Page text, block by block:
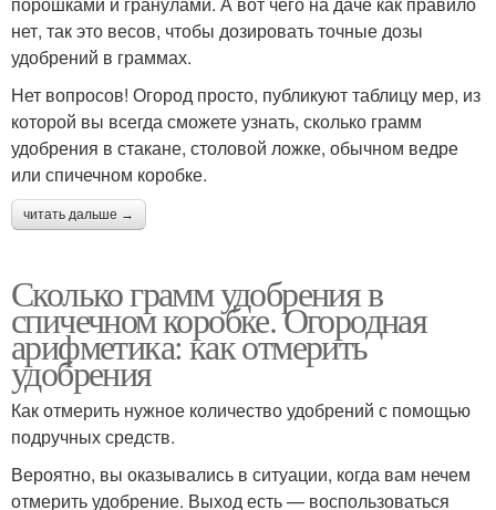
нет, так это весов, чтобы дозировать точные дозы
удобрений в граммах.
Нет вопросов! Огород просто, публикуют таблицу мер, из
которой вы всегда сможете узнать, сколько грамм
удобрения в стакане, столовой ложке, обычном ведре
или спичечном коробке.
читать дальше →
Сколько грамм удобрения в
спичечном коробке. Огородная
арифметика: как отмерить
удобрения
Как отмерить нужное количество удобрений с помощью
подручных средств.
Вероятно, вы оказывались в ситуации, когда вам нечем
отмерить удобрение. Выход есть — воспользоваться